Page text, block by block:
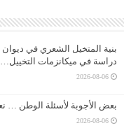
بنية المتخيل الشعري في ديوان
دراسة في ميكانزمات
2026-08-06
بعض الأجوبة لأسئلة الوطن …
2026-08-06